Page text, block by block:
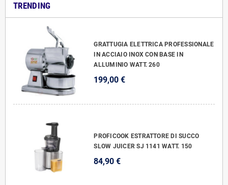
TRENDING
GRATTUGIA ELETTRICA PROFESSIONALE
IN ACCIAIO INOX CON BASE IN
ALLUMINIO WATT. 260
199,00 €
PROFICOOK ESTRATTORE DI SUCCO
SLOW JUICER SJ 1141 WATT. 150
84,90 €